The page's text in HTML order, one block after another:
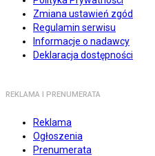
Zmiana ustawień zgód
Regulamin serwisu
Informacje o nadawcy
Deklaracja dostępności
REKLAMA I PRENUMERATA
Reklama
Ogłoszenia
Prenumerata